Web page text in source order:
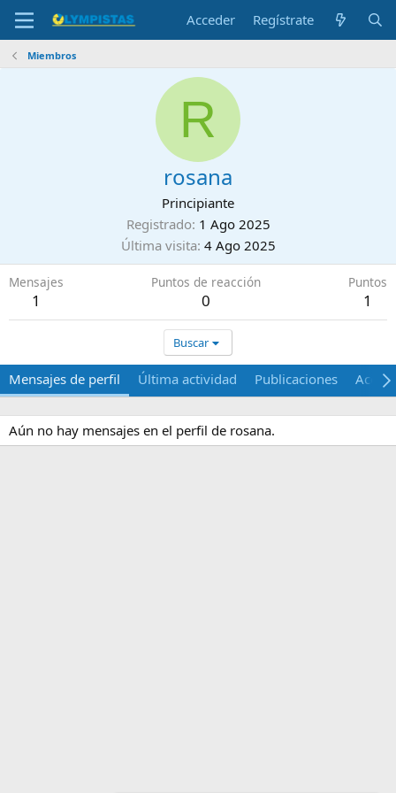
Acceder Regístrate
Miembros
R
rosana
Principiante
Registrado 1 Ago 2025
Última visita 4 Ago 2025
Mensajes
1
Puntos de reacción
0
Puntos
1
Buscar
Mensajes de perfil Última actividad Publicaciones Acerca
Aún no hay mensajes en el perfil de rosana.